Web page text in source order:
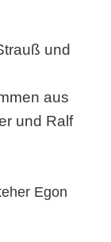
und
aus
und Ralf
Egon